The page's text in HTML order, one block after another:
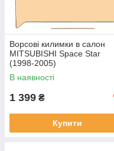
Ворсові килимки в салон
MITSUBISHI Space Star
(1998-2005)
В наявності
1 399 ₴
Купити